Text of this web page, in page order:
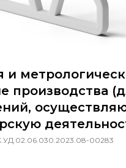
и
производства
00283